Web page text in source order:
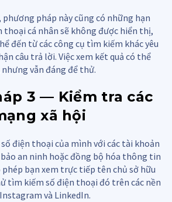
pháp này cũng có những hạn
thoại cá nhân sẽ không được hiển thị,
đến từ các công cụ tìm kiếm khác yêu
câu trả lời. Việc xem kết quả có thể
vẫn đáng để thử.
3 — Kiểm tra các
xã hội
điện thoại của mình với các tài khoản
an ninh hoặc đồng bộ hóa thông tin
phép bạn xem trực tiếp tên chủ sở hữu
tìm kiếm số điện thoại đó trên các nền
và LinkedIn.